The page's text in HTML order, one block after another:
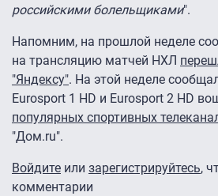
российскими болельщиками".
Напомним, на прошлой неделе
на трансляцию матчей НХЛ
"Яндексу". На этой неделе
Eurosport 1 HD и Eurosport 2 HD
популярных спортивных
"Дом.ru".
Войдите или зарегистрируйтесь,
комментарии